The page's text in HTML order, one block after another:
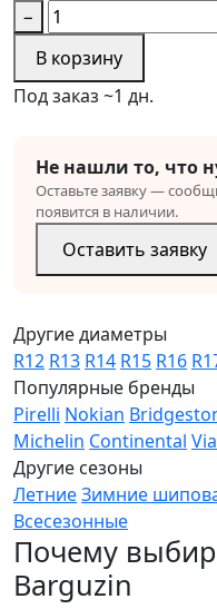
−
В корзину
Под заказ ~1 дн.
Не нашли то, что
Оставьте заявку —
появится в наличии.
Оставить заявку
Другие диаметры
R12 R13 R14 R15 R16
Популярные бренды
Pirelli Nokian
Michelin Continental
Другие сезоны
ЛетниеЗимние
Всесезонные
Почему
Barguzin